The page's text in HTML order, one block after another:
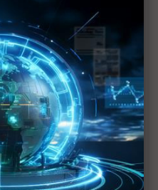
三星獨霸地位受挑戰
果折疊機售價恐超出預
機2026銷售動能看俏
供應鏈
屬軸承